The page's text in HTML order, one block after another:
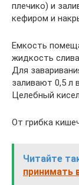
плечико) и
кефиром и
Емкость
жидкость
Для
заливают 0,5 л
Целебный
От грибка
Читайте
принимать